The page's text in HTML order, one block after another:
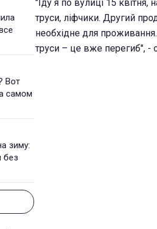
Вот
самом
зиму:
без
"Іду я по вулиці 15 квітня,
труси, ліфчики. Другий
необхідне для
труси – це вже перегиб", -